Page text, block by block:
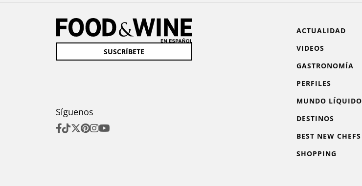
SUSCRÍBETE
Síguenos
ACTUALIDAD
VIDEOS
GASTRONOMÍA
PERFILES
MUNDO LÍQUIDO
DESTINOS
BEST NEW CHEFS
SHOPPING